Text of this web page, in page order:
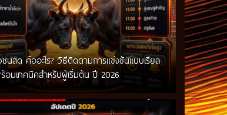
นสด คืออะไร? วิธีติดตามการแข่งขันแบบเรียล
อมเทคนิคสำหรับผู้เริ่มต้น ปี 2026